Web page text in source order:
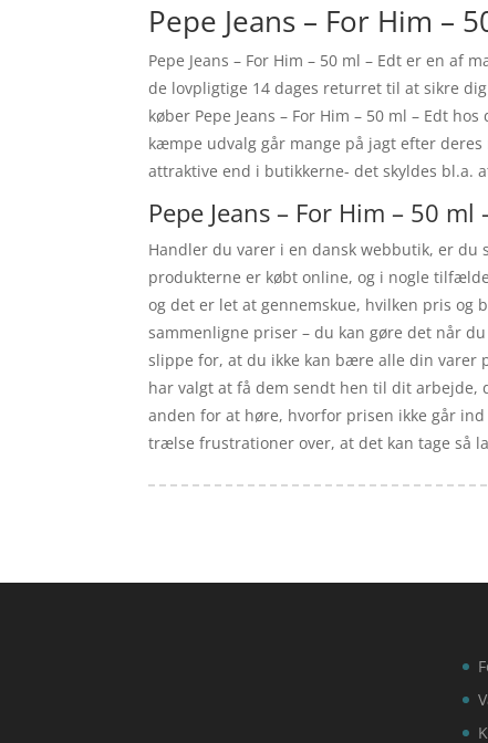
Pepe Jeans – For Him –
Pepe Jeans – For Him – 50 ml – Edt er en
de lovpligtige 14 dages returret til at sikre
køber Pepe Jeans – For Him – 50 ml – Edt
kæmpe udvalg går mange på jagt efter deres
attraktive end i butikkerne- det skyldes bl.a.
Pepe Jeans – For Him – 50
Handler du varer i en dansk webbutik, er
produkterne er købt online, og i nogle
og det er let at gennemskue, hvilken pris
sammenligne priser – du kan gøre det når
slippe for, at du ikke kan bære alle din varer
har valgt at få dem sendt hen til dit arbejde,
anden for at høre, hvorfor prisen ikke går
trælse frustrationer over, at det kan tage så